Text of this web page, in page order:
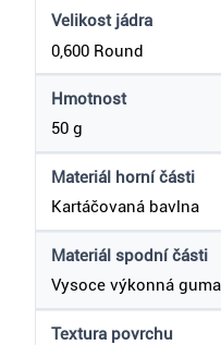
Velikost jádra
0,600 Round
Hmotnost
50 g
Materiál horní části
Kartáčovaná bavlna
Materiál spodní části
Vysoce výkonná guma
Textura povrchu